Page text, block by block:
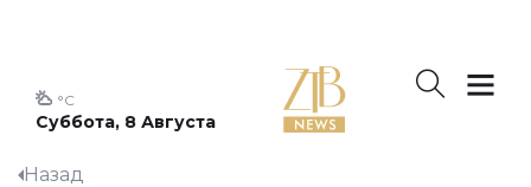
Суббота, 8 Августа
°C
Назад